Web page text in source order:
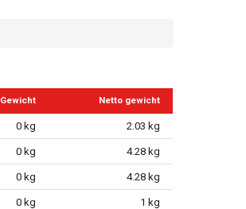
Gewicht Netto gewicht
0 kg 2.03 kg
0 kg 4.28 kg
0 kg 4.28 kg
0 kg 1 kg